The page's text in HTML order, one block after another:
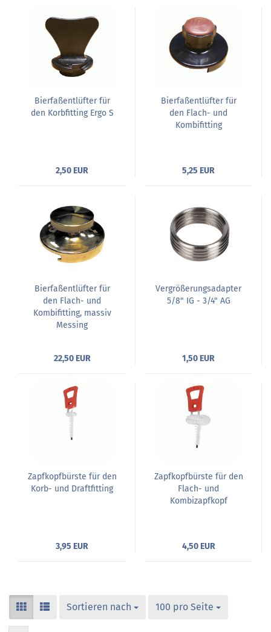
Bierfaßentlüfter für
den Korbfitting Ergo S
2,50 EUR
Bierfaßentlüfter für
den Flach- und
Kombifitting
5,25 EUR
Bierfaßentlüfter für
den Flach- und
Kombifitting, massiv
Messing
22,50 EUR
Vergrößerungsadapter
5/8" IG - 3/4" AG
1,50 EUR
Zapfkopfbürste für den
Korb- und Draftfitting
3,95 EUR
Zapfkopfbürste für den
Flach- und
Kombizapfkopf
4,50 EUR
Sortieren nach 100 pro Seite